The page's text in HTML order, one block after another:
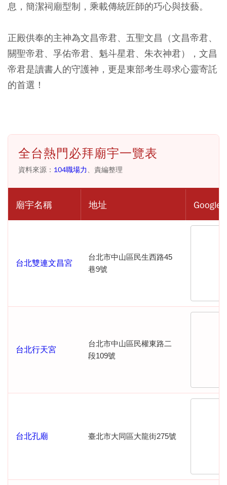
息，簡潔祠廟型制，乘載傳統匠師的巧心與技藝。
正殿供奉的主神為文昌帝君、五聖文昌（文昌帝君、
關聖帝君、孚佑帝君、魁斗星君、朱衣神君），文昌
帝君是讀書人的守護神，更是東部考生尋求心靈寄託
的首選！
全台熱門必拜廟宇一覽表
資料來源： 104職場力、責編整理
廟宇名稱 地址 Google
台北雙連文昌宮
台北市中山區民生西路45
巷9號
台北行天宮
台北市中山區民權東路二
段109號
台北孔廟 臺北市大同區大龍街275號